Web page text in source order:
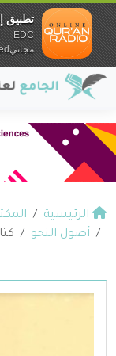
الرئيسية
أصول النحو
تطبيق
EDC
مجانيundefined